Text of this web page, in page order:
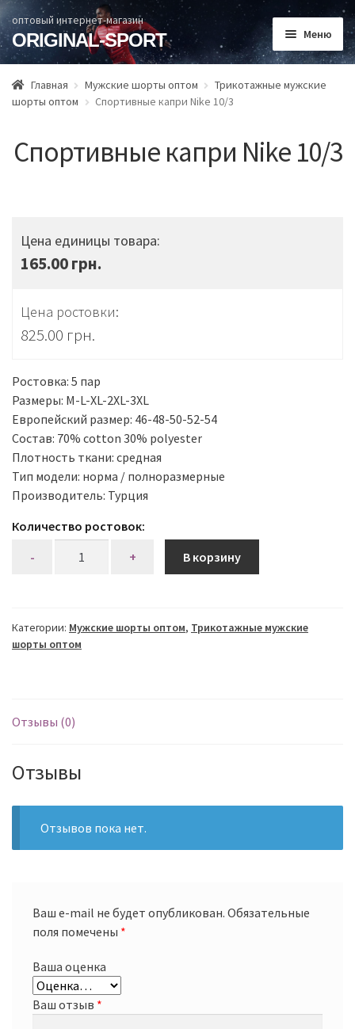
оптовый интернет-магазин
ORIGINAL-SPORT Меню
Главная
Способы оплаты
Главная Мужские шорты оптом
Трикотажные мужские
шорты оптом
Спортивные капри Nike 10/3
Спортивные капри Nike 10/3
Цена единицы товара:
165.00 грн.
Цена ростовки:
825.00 грн.
Ростовка: 5 пар
Размеры: M-L-XL-2XL-3XL
Европейский размер: 46-48-50-52-54
Состав: 70% cotton 30% polyester
Плотность ткани: средная
Тип модели: норма / полноразмерные
Производитель: Турция
Количество ростовок:
В корзину
Категории: Мужские шорты оптом, Трикотажные мужские
шорты оптом
Отзывы (0)
Отзывы
Отзывов пока нет.
Ваш e-mail не будет опубликован. Обязательные
поля помечены *
Ваша оценка
Ваш отзыв *